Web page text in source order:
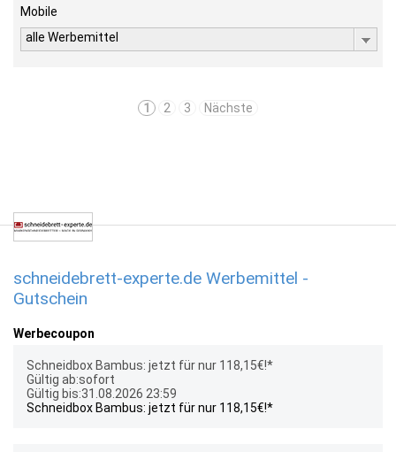
Mobile
alle Werbemittel
1 2 3 Nächste
schneidebrett-experte.de Werbemittel -
Gutschein
Werbecoupon
Schneidbox Bambus: jetzt für nur 118,15€!*
Gültig ab:sofort
Gültig bis:31.08.2026 23:59
Schneidbox Bambus: jetzt für nur 118,15€!*